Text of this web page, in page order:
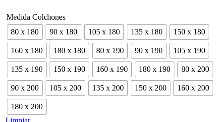
Medida Colchones
80 x 180
90 x 180 105 x 180 135 x 180 150 x 180
160 x 180 180 x 180 80 x 190 90 x 190 105 x 190
135 x 190 150 x 190 160 x 190 180 x 190 80 x 200
90 x 200 105 x 200 135 x 200 150 x 200 160 x 200
180 x 200